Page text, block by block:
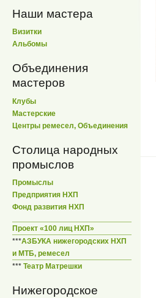
Наши мастера
Визитки
Альбомы
Объединения
мастеров
Клубы
Мастерские
Центры ремесел, Объединения
Столица народных
промыслов
Промыслы
Предприятия НХП
Фонд развития НХП
Проект «100 лиц НХП»
***АЗБУКА нижегородских НХП
и МТБ, ремесел
*** Театр Матрешки
Нижегородское